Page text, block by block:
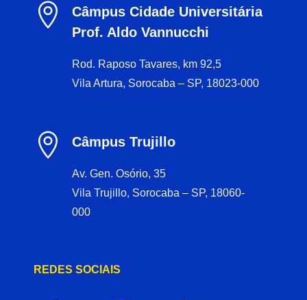

Câmpus Cidade Universitária
Prof. Aldo Vannucchi
Rod. Raposo Tavares, km 92,5
Vila Artura, Sorocaba – SP, 18023-000
 Câmpus Trujillo
Av. Gen. Osório, 35
Vila Trujillo, Sorocaba – SP, 18060-
000
REDES SOCIAIS